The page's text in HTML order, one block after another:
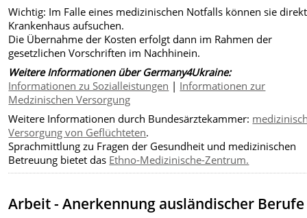
Wichtig: Im Falle eines medizinischen Notfalls können sie
Krankenhaus aufsuchen.
Die Übernahme der Kosten erfolgt dann im Rahmen der
gesetzlichen Vorschriften im Nachhinein.
Weitere Informationen über Germany4Ukraine:
Informationen zu Sozialleistungen | Informationen zur
Medzinischen Versorgung
Weitere Informationen durch Bundesärztekammer:
Versorgung von Geflüchteten.
Sprachmittlung zu Fragen der Gesundheit und medizinischen
Betreuung bietet das Ethno-Medizinische-Zentrum.
Arbeit - Anerkennung ausländischer Berufe